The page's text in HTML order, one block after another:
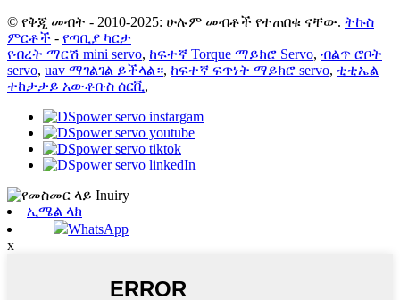
© የቅጂ መብት - 2010-2025: ሁሉም መብቶች የተጠበቁ ናቸው. ትኩስ
ምርቶች - የጣቢያ ካርታ
የብረት ማርሽ mini servo, ከፍተኛ Torque ማይክሮ Servo, ብልጥ ሮቦት
servo, uav ማገልገል ይችላል።, ከፍተኛ ፍጥነት ማይክሮ servo, ቲቲኤል
ተከታታይ አውቶቡስ ሰርቪ,
ኢሜል ላክ
WhatsApp
x